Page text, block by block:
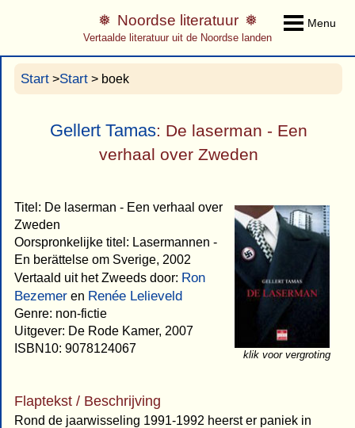
Menu
Noordse literatuur
Vertaalde literatuur uit de Noordse landen
Start >Start > boek
Gellert Tamas: De laserman - Een
verhaal over Zweden
klik voor vergroting
Titel: De laserman - Een verhaal over
Zweden
Oorspronkelijke titel: Lasermannen -
En berättelse om Sverige, 2002
Vertaald uit het Zweeds door: Ron
Bezemer en Renée Lelieveld
Genre: non-fictie
Uitgever: De Rode Kamer, 2007
ISBN10: 9078124067
Flaptekst / Beschrijving
Rond de jaarwisseling 1991-1992 heerst er paniek in